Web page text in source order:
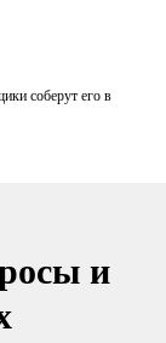
соберут его в
и